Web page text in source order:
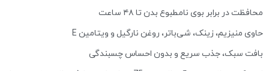
محافظت در برابر بوی نامطبوع بدن تا ۴۸ ساعت
حاوی منیزیم، زینک، شی‌باتر، روغن نارگیل و ویتامین E
بافت سبک، جذب سریع و بدون احساس چسبندگی